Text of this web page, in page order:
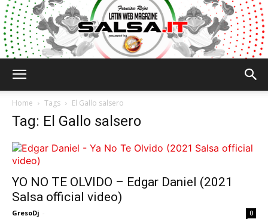
Home Tags El Gallo salsero
Tag: El Gallo salsero
YO NO TE OLVIDO – Edgar Daniel (2021
Salsa official video)
GresoDj - 0